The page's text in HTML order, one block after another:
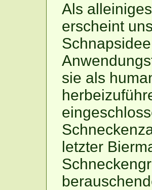
Als
erscheint
sie als
letzter